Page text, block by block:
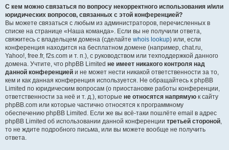
С кем можно связаться по вопросу некорректного использования и/или
юридических вопросов, связанных с этой конференцией?
Вы можете связаться с любым из администраторов, перечисленных в
списке на странице «Наша команда». Если вы не получили ответа,
свяжитесь с владельцем домена (сделайте whois lookup) или, если
конференция находится на бесплатном домене (например, chat.ru,
Yahoo!, free.fr, f2s.com и т. п.), с руководством или техподдержкой данного
домена. Учтите, что phpBB Limited не имеет никакого контроля над
данной конференцией и не может нести никакой ответственности за то,
кем и как данная конференция используется. Не обращайтесь к phpBB
Limited по юридическим вопросам (о приостановке работы конференции,
ответственности за неё и т. д.), которые не относятся напрямую к сайту
phpBB.com или которые частично относятся к программному
обеспечению phpBB Limited. Если же вы всё-таки пошлёте email в адрес
phpBB Limited об использовании данной конференции третьей стороной,
то не ждите подробного письма, или вы можете вообще не получить
ответа.